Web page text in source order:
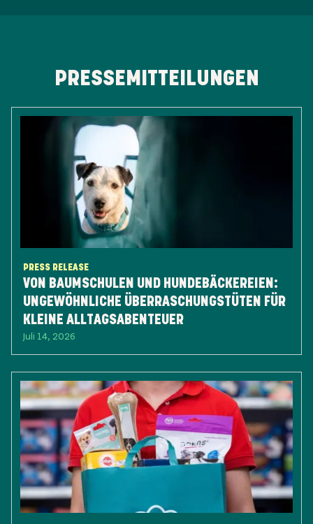
PRESSEMITTEILUNGEN
PRESS RELEASE
VON BAUMSCHULEN UND HUNDEBÄCKEREIEN:
UNGEWÖHNLICHE ÜBERRASCHUNGSTÜTEN FÜR
KLEINE ALLTAGSABENTEUER
Juli 14, 2026